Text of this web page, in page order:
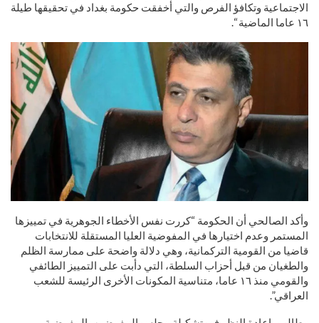
الاجتماعية وتكافؤ الفرص والتي أخفقت حكومة بغداد في تحقيقها طيلة
١٦ عاما الماضية “.
وأكد الصالحي أن الحكومة “كررت نفس الأخطاء الجوهرية في تمييزها
المستمر وعدم اختيارها في المفوضية العليا المستقلة للانتخابات
قاضيا من القومية التركمانية، وهي دلالة واضحة على ممارسة الظلم
والطغيان من قبل أحزاب السلطة، التي دأبت على التمييز الطائفي
والقومي منذ ١٦ عاما، متناسية المكونات الأخرى الرئيسة للشعب
العراقي”.